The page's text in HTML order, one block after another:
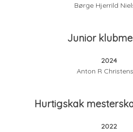
Børge Hjerrild
Junior
2024
Anton R
Hurtigskak
2022